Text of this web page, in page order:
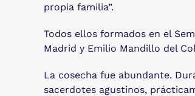
propia familia”.
Todos ellos formados en el
Madrid y Emilio Mandillo del
La cosecha fue abundante.
sacerdotes agustinos,